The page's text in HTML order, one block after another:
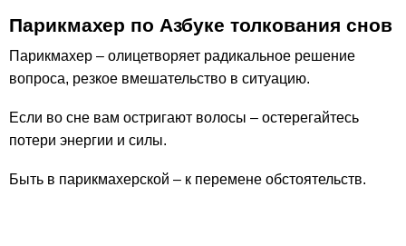
Парикмахер по Азбуке толкования снов
Парикмахер – олицетворяет радикальное решение
вопроса, резкое вмешательство в ситуацию.
Если во сне вам остригают волосы – остерегайтесь
потери энергии и силы.
Быть в парикмахерской – к перемене обстоятельств.